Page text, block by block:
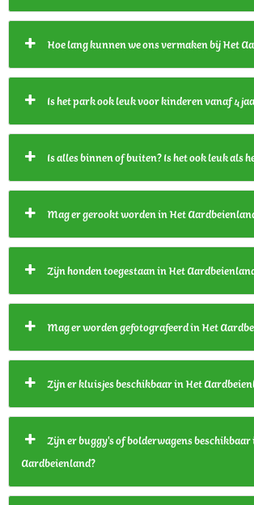
Hoe lang kunnen we ons vermaken bij Het
Is het park ook leuk voor kinderen vanaf 4
Is alles binnen of buiten? Is het ook leuk als
Mag er gerookt worden in Het
Zijn honden toegestaan in Het
Mag er worden gefotografeerd in Het
Zijn er kluisjes beschikbaar in Het
Zijn er buggy's of bolderwagens
Aardbeienland?